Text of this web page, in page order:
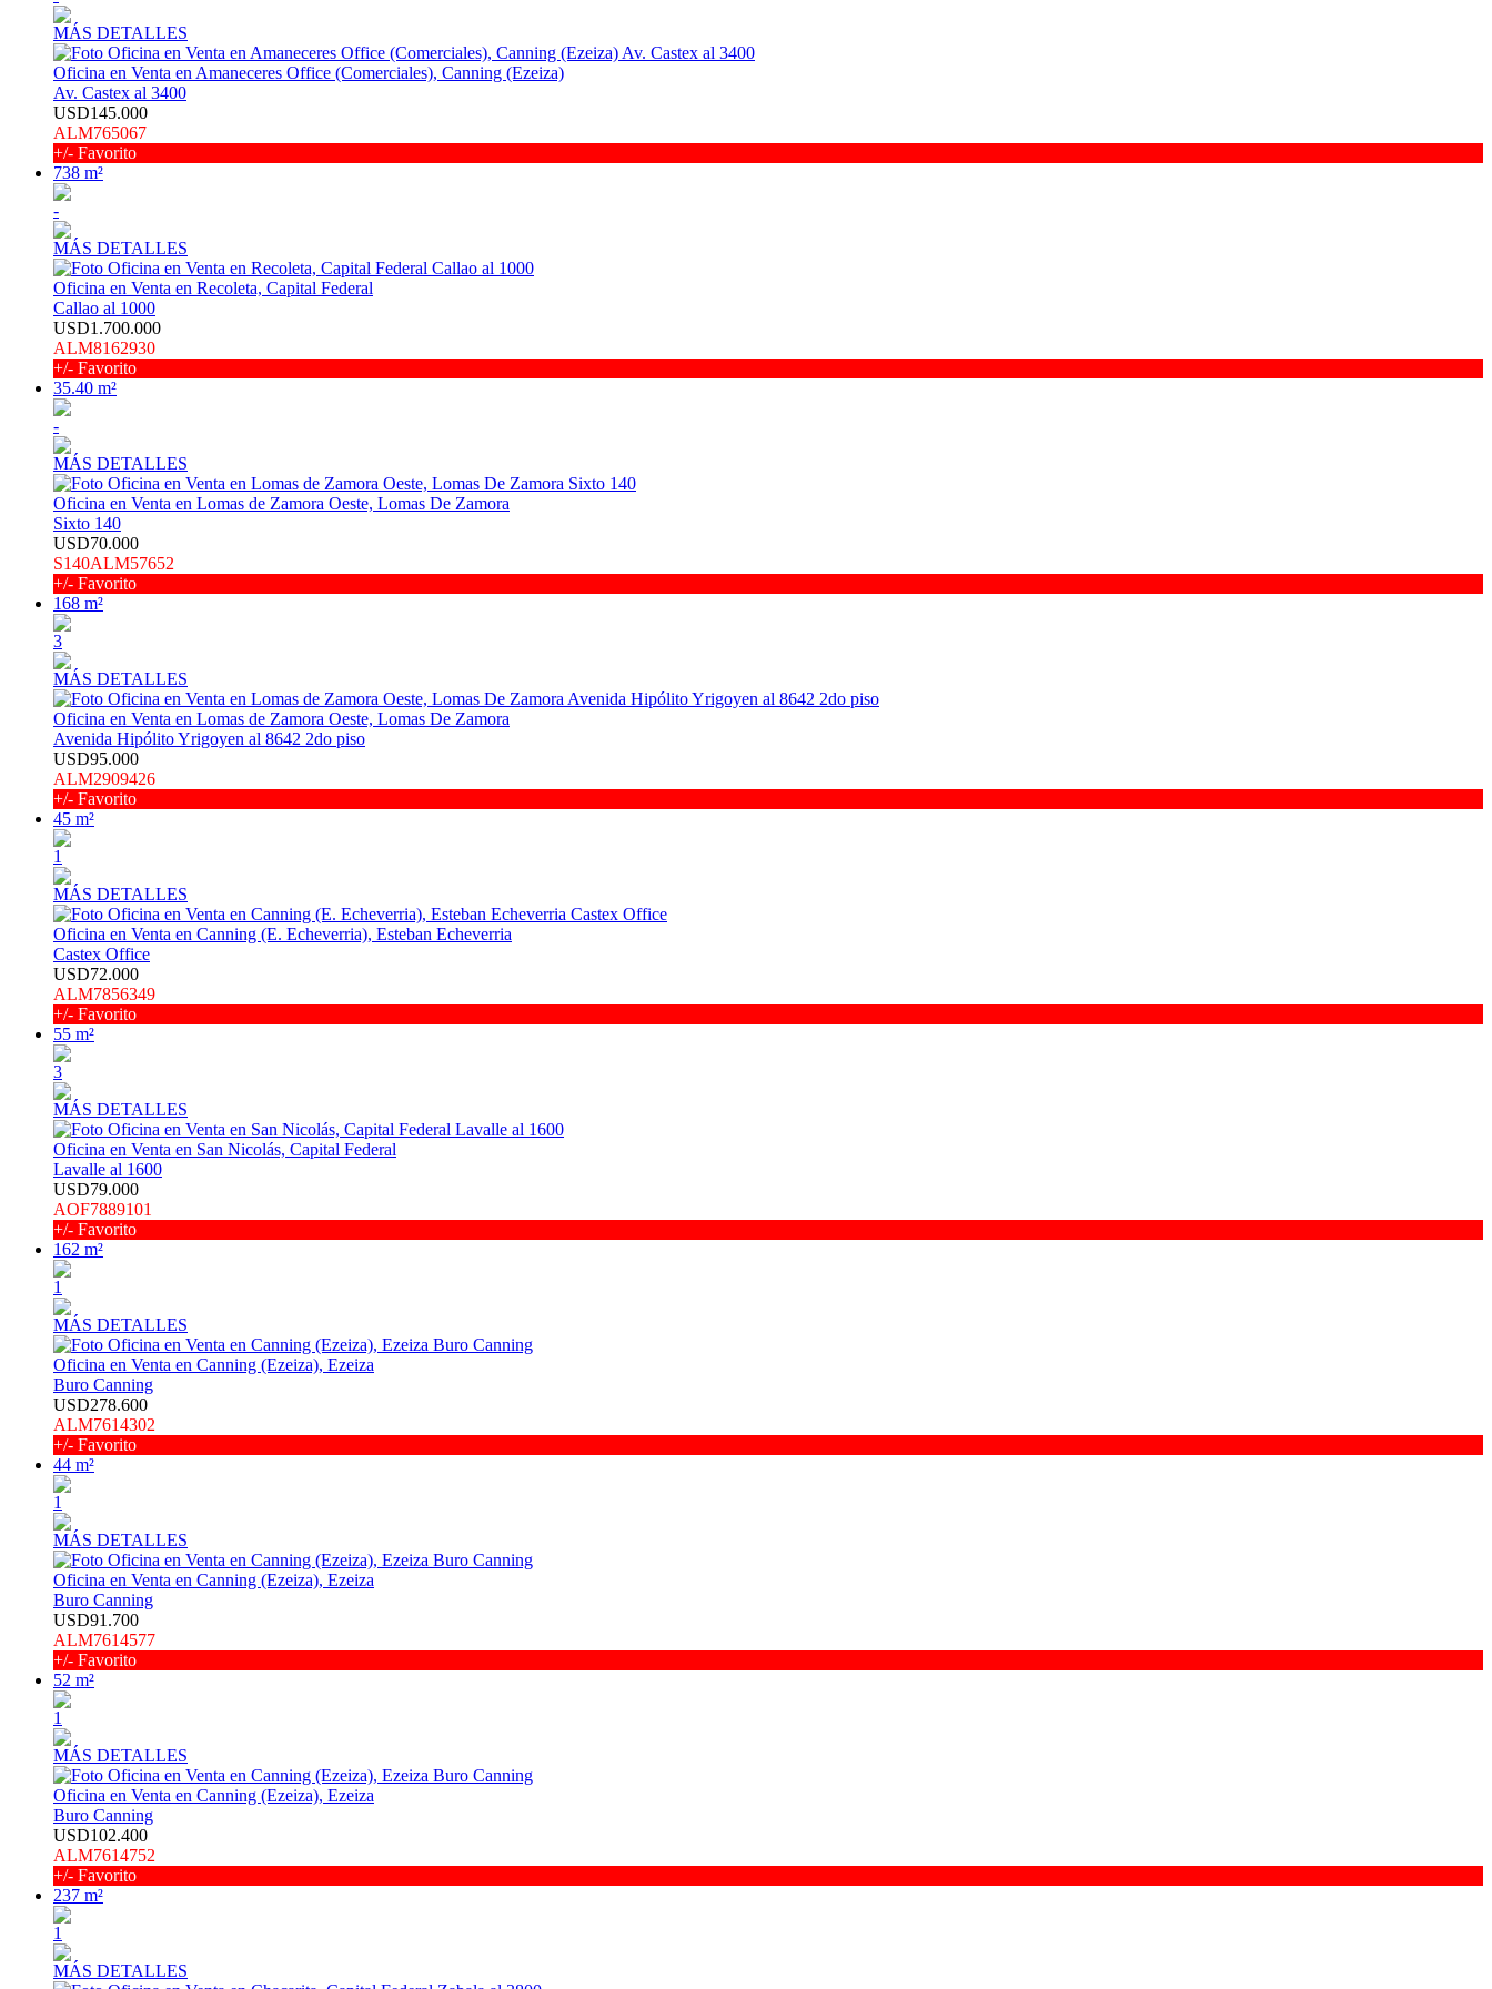
MÁS DETALLES
Oficina en Venta en Amaneceres Office (Comerciales), Canning (Ezeiza)
Av. Castex al 3400
USD145.000
ALM765067
+/- Favorito
738 m²
-
MÁS DETALLES
Oficina en Venta en Recoleta, Capital Federal
Callao al 1000
USD1.700.000
ALM8162930
+/- Favorito
35.40 m²
-
MÁS DETALLES
Oficina en Venta en Lomas de Zamora Oeste, Lomas De Zamora
Sixto 140
USD70.000
S140ALM57652
+/- Favorito
168 m²
3
MÁS DETALLES
Oficina en Venta en Lomas de Zamora Oeste, Lomas De Zamora
Avenida Hipólito Yrigoyen al 8642 2do piso
USD95.000
ALM2909426
+/- Favorito
45 m²
1
MÁS DETALLES
Oficina en Venta en Canning (E. Echeverria), Esteban Echeverria
Castex Office
USD72.000
ALM7856349
+/- Favorito
55 m²
3
MÁS DETALLES
Oficina en Venta en San Nicolás, Capital Federal
Lavalle al 1600
USD79.000
AOF7889101
+/- Favorito
162 m²
1
MÁS DETALLES
Oficina en Venta en Canning (Ezeiza), Ezeiza
Buro Canning
USD278.600
ALM7614302
+/- Favorito
44 m²
1
MÁS DETALLES
Oficina en Venta en Canning (Ezeiza), Ezeiza
Buro Canning
USD91.700
ALM7614577
+/- Favorito
52 m²
1
MÁS DETALLES
Oficina en Venta en Canning (Ezeiza), Ezeiza
Buro Canning
USD102.400
ALM7614752
+/- Favorito
237 m²
1
MÁS DETALLES